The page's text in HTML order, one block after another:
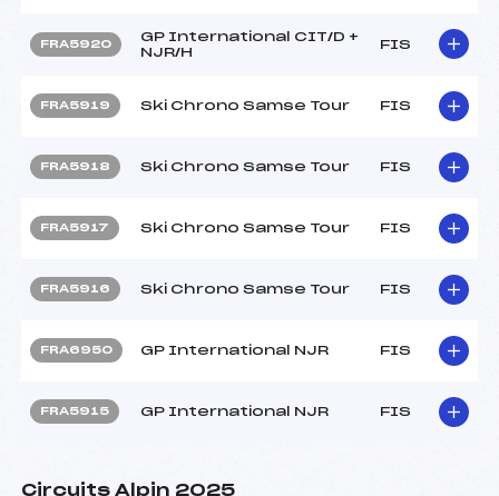
FRA5920
GP International CIT/D +
NJR/H
FIS
FRA5919 Ski Chrono Samse Tour FIS
FRA5918 Ski Chrono Samse Tour FIS
FRA5917 Ski Chrono Samse Tour FIS
FRA5916 Ski Chrono Samse Tour FIS
FRA6950 GP International NJR FIS
FRA5915 GP International NJR FIS
Circuits Alpin 2025